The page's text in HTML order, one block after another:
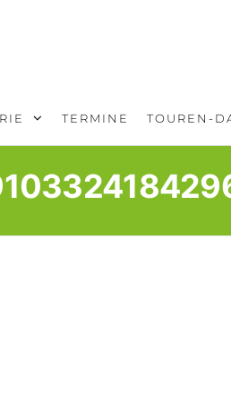
TERMINE TOUREN-